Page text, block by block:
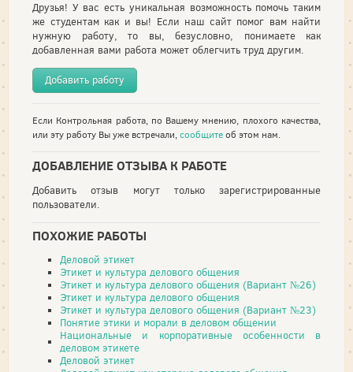
Друзья! У вас есть уникальная возможность помочь таким
же студентам как и вы! Если наш сайт помог вам найти
нужную работу, то вы, безусловно, понимаете как
добавленная вами работа может облегчить труд другим.
Добавить работу
Если Контрольная работа, по Вашему мнению, плохого качества,
или эту работу Вы уже встречали,сообщитеоб этом нам.
ДОБАВЛЕНИЕ ОТЗЫВА К РАБОТЕ
Добавить отзыв могут только зарегистрированные
пользователи.
ПОХОЖИЕ РАБОТЫ
Деловой этикет
Этикет и культура делового общения
Этикет и культура делового общения (Вариант №26)
Этикет и культура делового общения
Этикет и культура делового общения (Вариант №23)
Понятие этики и морали в деловом общении
Национальные и корпоративные особенности в
деловом этикете
Деловой этикет